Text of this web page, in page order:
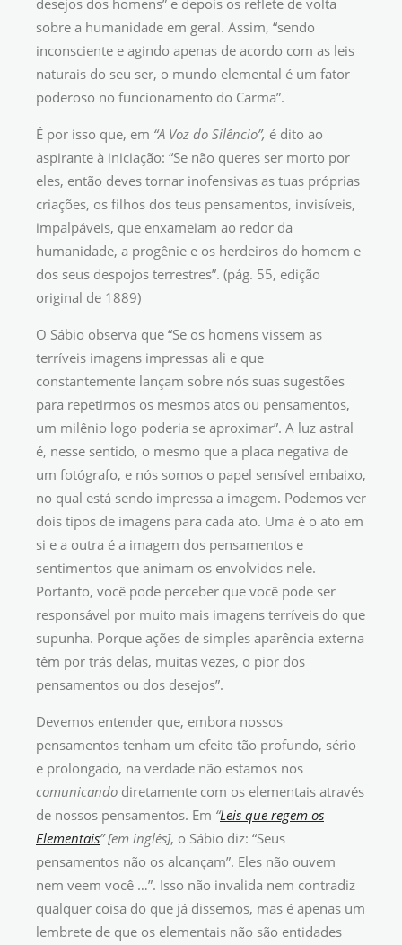
desejos dos homens” e depois os reflete de volta
sobre a humanidade em geral. Assim, “sendo
inconsciente e agindo apenas de acordo com as leis
naturais do seu ser, o mundo elemental é um fator
poderoso no funcionamento do Carma”.
É por isso que, em “A Voz do Silêncio”, é dito ao
aspirante à iniciação: “Se não queres ser morto por
eles, então deves tornar inofensivas as tuas próprias
criações, os filhos dos teus pensamentos, invisíveis,
impalpáveis, que enxameiam ao redor da
humanidade, a progênie e os herdeiros do homem e
dos seus despojos terrestres”. (pág. 55, edição
original de 1889)
O Sábio observa que “Se os homens vissem as
terríveis imagens impressas ali e que
constantemente lançam sobre nós suas sugestões
para repetirmos os mesmos atos ou pensamentos,
um milênio logo poderia se aproximar”. A luz astral
é, nesse sentido, o mesmo que a placa negativa de
um fotógrafo, e nós somos o papel sensível embaixo,
no qual está sendo impressa a imagem. Podemos ver
dois tipos de imagens para cada ato. Uma é o ato em
si e a outra é a imagem dos pensamentos e
sentimentos que animam os envolvidos nele.
Portanto, você pode perceber que você pode ser
responsável por muito mais imagens terríveis do que
supunha. Porque ações de simples aparência externa
têm por trás delas, muitas vezes, o pior dos
pensamentos ou dos desejos”.
Devemos entender que, embora nossos
pensamentos tenham um efeito tão profundo, sério
e prolongado, na verdade não estamos nos
comunicando diretamente com os elementais através
de nossos pensamentos. Em “Leis que regem os
Elementais”[em inglês], o Sábio diz: “Seus
pensamentos não os alcançam”. Eles não ouvem
nem veem você …”. Isso não invalida nem contradiz
qualquer coisa do que já dissemos, mas é apenas um
lembrete de que os elementais não são entidades